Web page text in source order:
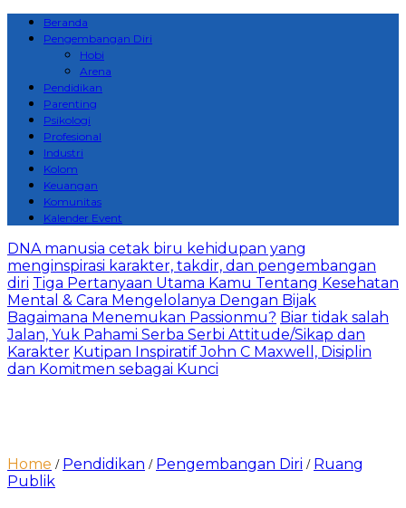
Beranda
Pengembangan Diri
Hobi
Arena
Pendidikan
Parenting
Psikologi
Profesional
Industri
Kolom
Keuangan
Komunitas
Kalender Event
DNA manusia cetak biru kehidupan yang
menginspirasi karakter, takdir, dan pengembangan
diri Tiga Pertanyaan Utama Kamu Tentang Kesehatan
Mental & Cara Mengelolanya Dengan Bijak
Bagaimana Menemukan Passionmu? Biar tidak salah
Jalan, Yuk Pahami Serba Serbi Attitude/Sikap dan
Karakter Kutipan Inspiratif John C Maxwell, Disiplin
dan Komitmen sebagai Kunci
Home / Pendidikan / Pengembangan Diri / Ruang
Publik